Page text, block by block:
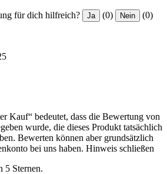
für dich hilfreich? Ja (0) Nein (0)
Kauf“ bedeutet, dass die Bewertung von
wurde, die dieses Produkt tatsächlich
Bewerten können aber grundsätzlich
bei uns haben. Hinweis schließen
5 Sternen.